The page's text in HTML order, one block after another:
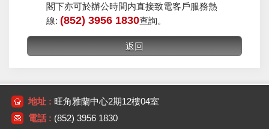
閣下亦可於辦公時間内直接致電客戶服務熱
線: (852) 3956 1830查詢。
地址 : 旺角雅蘭中心2期12樓04室
電話 : (852) 3956 1830